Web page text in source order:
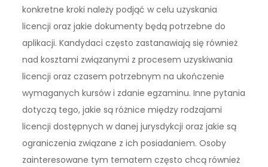
konkretne kroki należy podjąć w celu uzyskania
licencji oraz jakie dokumenty będą potrzebne do
aplikacji. Kandydaci często zastanawiają się również
nad kosztami związanymi z procesem uzyskiwania
licencji oraz czasem potrzebnym na ukończenie
wymaganych kursów i zdanie egzaminu. Inne pytania
dotyczą tego, jakie są różnice między rodzajami
licencji dostępnych w danej jurysdykcji oraz jakie są
ograniczenia związane z ich posiadaniem. Osoby
zainteresowane tym tematem często chcą również